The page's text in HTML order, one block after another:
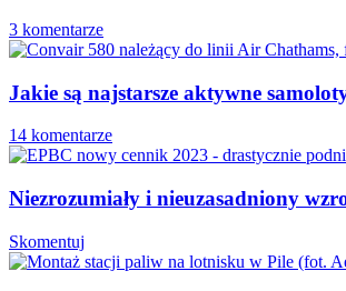
3 komentarze
Jakie są najstarsze aktywne
14 komentarze
Niezrozumiały i nieuzasadniony
Skomentuj